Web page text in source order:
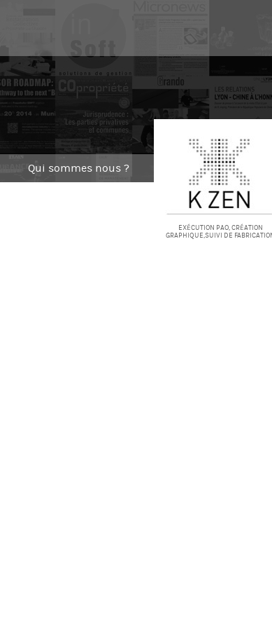
Qui sommes nous ?
EXÉCUTION PAO, CRÉATION
GRAPHIQUE,SUIVI DE